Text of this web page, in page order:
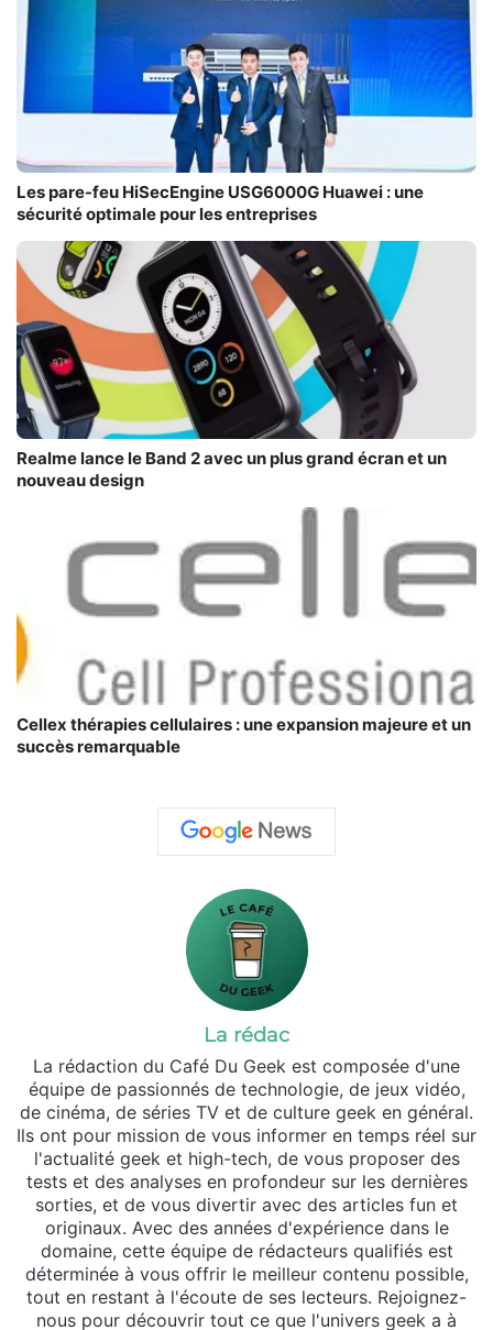
Les pare-feu HiSecEngine USG6000G Huawei : une
sécurité optimale pour les entreprises
Realme lance le Band 2 avec un plus grand écran et un
nouveau design
Cellex thérapies cellulaires : une expansion majeure et un
succès remarquable
La rédac
La rédaction du Café Du Geek est composée d'une
équipe de passionnés de technologie, de jeux vidéo,
de cinéma, de séries TV et de culture geek en général.
Ils ont pour mission de vous informer en temps réel sur
l'actualité geek et high-tech, de vous proposer des
tests et des analyses en profondeur sur les dernières
sorties, et de vous divertir avec des articles fun et
originaux. Avec des années d'expérience dans le
domaine, cette équipe de rédacteurs qualifiés est
déterminée à vous offrir le meilleur contenu possible,
tout en restant à l'écoute de ses lecteurs. Rejoignez-
nous pour découvrir tout ce que l'univers geek a à